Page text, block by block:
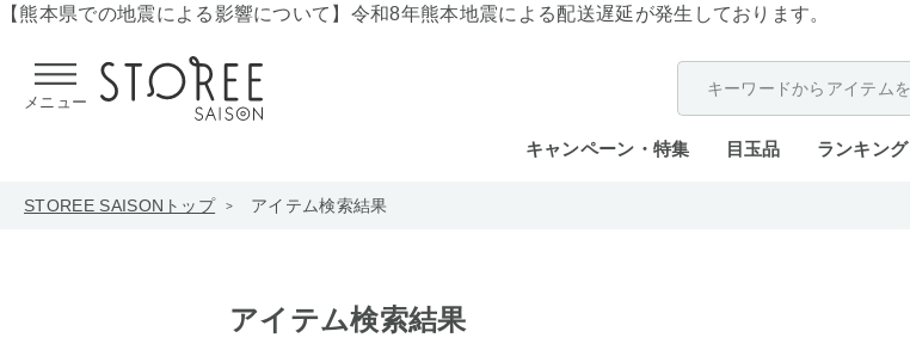
【熊本県での地震による影響について】 令和8年熊本地震による配送遅延が発生しております。
メニュー
キャンペーン・特集 目玉品 ランキング
STOREE SAISONトップ アイテム検索結果
アイテム検索結果